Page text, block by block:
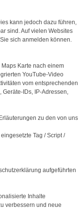
kann jedoch dazu führen,
sind. Auf vielen Websites
sich anmelden können.
Karte nach einem
YouTube-Video
vom entsprechenden
IDs, IP-Adressen,
zu den von uns
Tag / Script /
aufgeführten
Inhalte
verbessern und neue